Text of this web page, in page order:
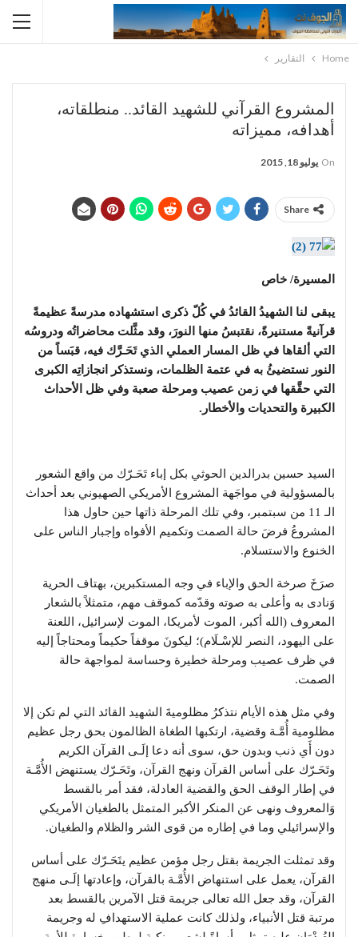
Home التقارير
المشروع القرآني للشهيد القائد.. منطلقاته،
أهدافه، مميزاته
On يوليو 18, 2015
Share
المسيرة/ خاص
يبقى لنا الشهيدُ القائدُ في كُلّ ذكرى استشهاده مدرسةً عظيمةً
قرآنيةً مستنيرةً، نقتبسُ منها النورَ، وقد مثَّلت محاضراتُه ودروسُه
التي ألقاها في ظل المسار العملي الذي تَحَـرَّك فيه، قبَساً من
النور نستضيئُ به في عتمة الظلمات، ونستذكر انجازاتِه الكبرى
التي حقَّقها في زمن عصيب ومرحلة صعبة وفي ظل الأحداث
الكبيرة والتحديات والأخطار.
السيد حسين بدرالدين الحوثي بكل إباء تَحَـرّك من واقع الشعور
بالمسؤولية في مواجَهة المشروع الأمريكي الصهيوني بعد أحداث
الـ 11 من سبتمبر، وفي تلك المرحلة ذاتها حين حاول هذا
المشروعُ فرضَ حالة الصمت وتكميم الأفواه وإجبار الناس على
الخنوع والاستسلام.
صرَخَ صرخة الحق والإباء في وجه المستكبرين، بهتاف الحرية
وَنادى به وأعلى به صوته وقدّمه كموقف مهم، متمثلاً بالشعار
المعروف (الله أكبر، الموت لأمريكا، الموت لإسرائيل، اللعنة
على اليهود، النصر للإسْـلَام)؛ ليكونَ موقفاً حكيماً ومحتاجاً إليه
في ظرف عصيب ومرحلة خطيرة وحساسة لمواجهة حالة
الصمت.
وفي مثل هذه الأيام نتذكرُ مظلوميةَ الشهيد القائد التي لم تكن إلا
مظلومية أُمَّـة وقضية، ارتكبها الطغاة الظالمون بحق رجل عظيم
دون أَي ذنب وبدون حق، سوى أنه دعا إلَـى القرآن الكريم
وتَحَـرّك على أساس القرآن ونهج القرآن، وتَحَـرّك يستنهض الأُمَّـة
في إطار الوقف الحق والقضية العادلة، فقد أمر بالقسط
وَالمعروف ونهى عن المنكر الأكبر المتمثل بالطغيان الأمريكي
والإسرائيلي وما في إطاره من قوى الشر والظلام والطغيان.
وقد تمثلت الجريمة بقتل رجل مؤمن عظيم يتَحَـرّك على أساس
القرآن، يعمل على استنهاض الأُمَّـة بالقرآن، وإعادتها إلَـى منهج
القرآن، وقد جعل الله تعالى جريمة قتل الآمرين بالقسط بعد
مرتبة قتل الأنبياء، ولذلك كانت عملية الاستهدافِ له وجريمة